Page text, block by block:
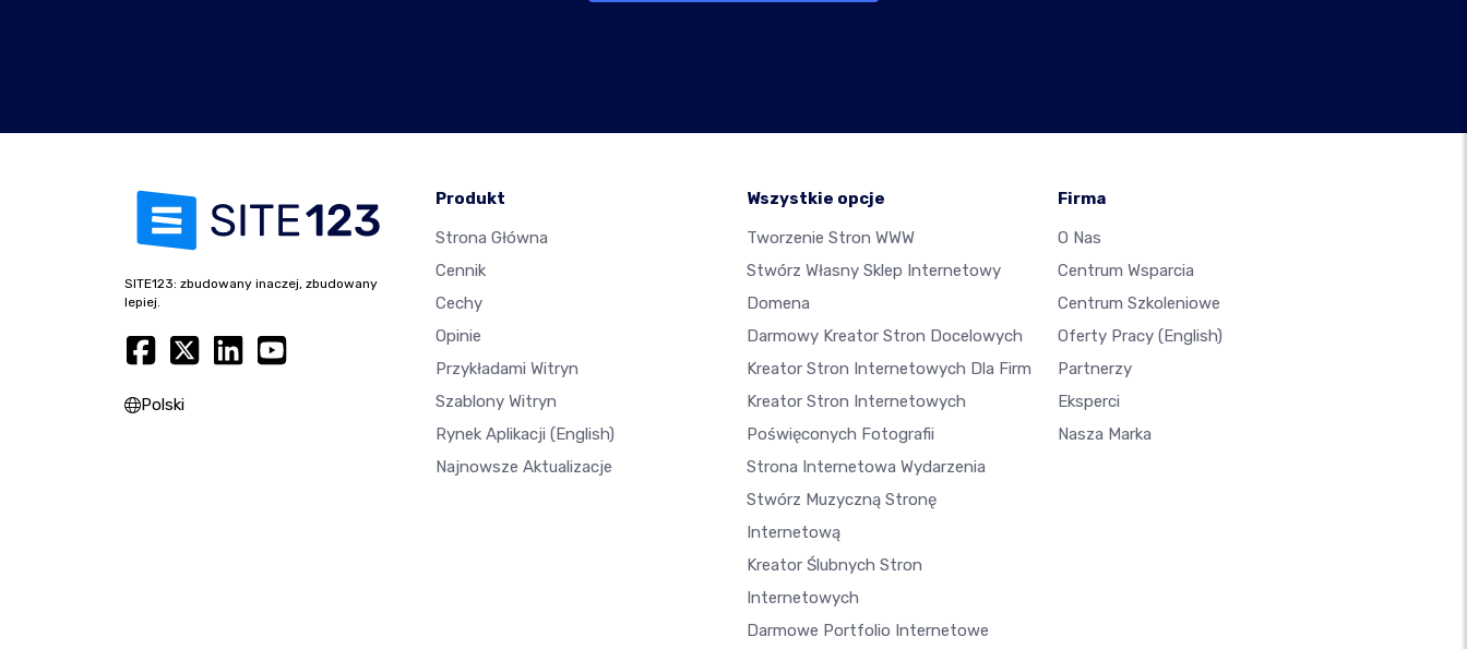
SITE123: zbudowany inaczej, zbudowany
lepiej.
Polski
Produkt
Strona Główna
Cennik
Cechy
Opinie
Przykładami Witryn
Szablony Witryn
Rynek Aplikacji (English)
Najnowsze Aktualizacje
Wszystkie opcje
Tworzenie Stron WWW
Stwórz Własny Sklep Internetowy
Domena
Darmowy Kreator Stron Docelowych
Kreator Stron Internetowych Dla Firm
Kreator Stron Internetowych
Poświęconych Fotografii
Strona Internetowa Wydarzenia
Stwórz Muzyczną Stronę
Internetową
Kreator Ślubnych Stron
Internetowych
Darmowe Portfolio Internetowe
Firma
O Nas
Centrum Wsparcia
Centrum Szkoleniowe
Oferty Pracy (English)
Partnerzy
Eksperci
Nasza Marka